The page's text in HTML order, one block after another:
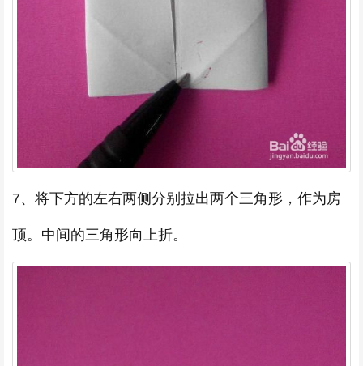
7、将下方的左右两侧分别拉出两个三角形，作为房
顶。中间的三角形向上折。